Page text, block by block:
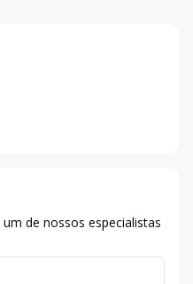
de nossos especialistas